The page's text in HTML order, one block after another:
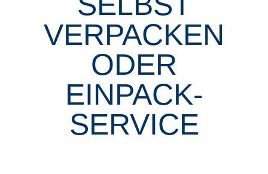
VERPACKEN
ODER
EINPACK-
SERVICE